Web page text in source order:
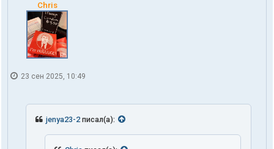
Chris
23 сен 2025, 10:49
jenya23-2 писал(а):